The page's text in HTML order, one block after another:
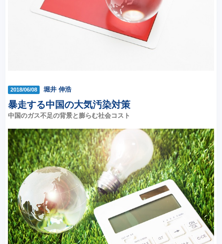
2018/06/08 堀井 伸浩
暴走する中国の大気汚染対策
中国のガス不足の背景と膨らむ社会コスト